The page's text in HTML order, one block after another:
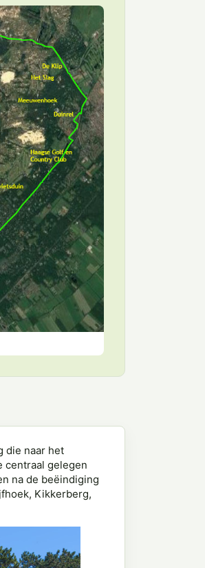
die naar het
centraal gelegen
na de beëindiging
Kikkerberg,